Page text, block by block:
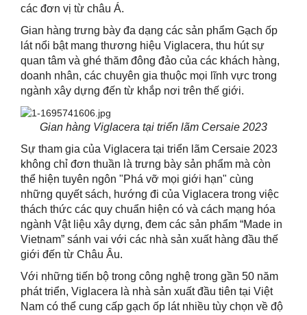
các đơn vị từ châu Á.
Gian hàng trưng bày đa dạng các sản phẩm Gạch ốp
lát nổi bật mang thương hiệu Viglacera, thu hút sự
quan tâm và ghé thăm đông đảo của các khách hàng,
doanh nhân, các chuyên gia thuộc mọi lĩnh vực trong
ngành xây dựng đến từ khắp nơi trên thế giới.
Gian hàng Viglacera tại triển lãm Cersaie 2023
Sự tham gia của Viglacera tại triển lãm Cersaie 2023
không chỉ đơn thuần là trưng bày sản phẩm mà còn
thể hiện tuyên ngôn "Phá vỡ mọi giới hạn" cùng
những quyết sách, hướng đi của Viglacera trong việc
thách thức các quy chuẩn hiện có và cách mạng hóa
ngành Vật liệu xây dựng, đem các sản phẩm “Made in
Vietnam” sánh vai với các nhà sản xuất hàng đầu thế
giới đến từ Châu Âu.
Với những tiến bộ trong công nghệ trong gần 50 năm
phát triển, Viglacera là nhà sản xuất đầu tiên tại Việt
Nam có thể cung cấp gạch ốp lát nhiều tùy chọn về độ